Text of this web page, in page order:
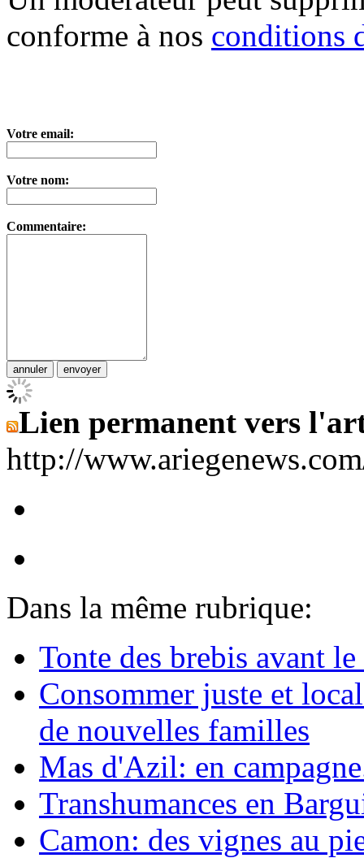
conforme à nos conditions
Votre email:
Votre nom:
Commentaire:
Lien permanent vers
http://
Dans la même rubrique:
Tonte des brebis avant
Consommer juste et
de nouvelles familles
Mas d'Azil: en
Transhumances en
Camon: des vignes au